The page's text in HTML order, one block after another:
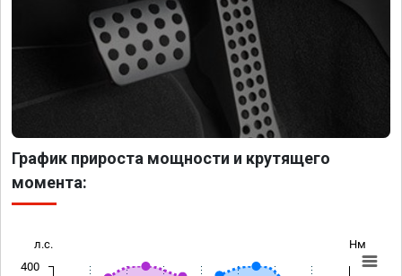
График прироста мощности и крутящего
момента:
л.с. Нм
400